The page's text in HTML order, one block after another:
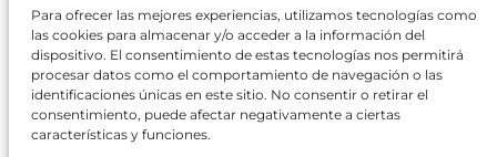
Para ofrecer las mejores experiencias, utilizamos tecnologías como
las cookies para almacenar y/o acceder a la información del
dispositivo. El consentimiento de estas tecnologías nos permitirá
procesar datos como el comportamiento de navegación o las
identificaciones únicas en este sitio. No consentir o retirar el
consentimiento, puede afectar negativamente a ciertas
características y funciones.
CONTACTO
OBRAS MÁS VOTADAS
RANKING MEJORES OBRAS
BÚSQUEDA AVANZADA DE OBRAS